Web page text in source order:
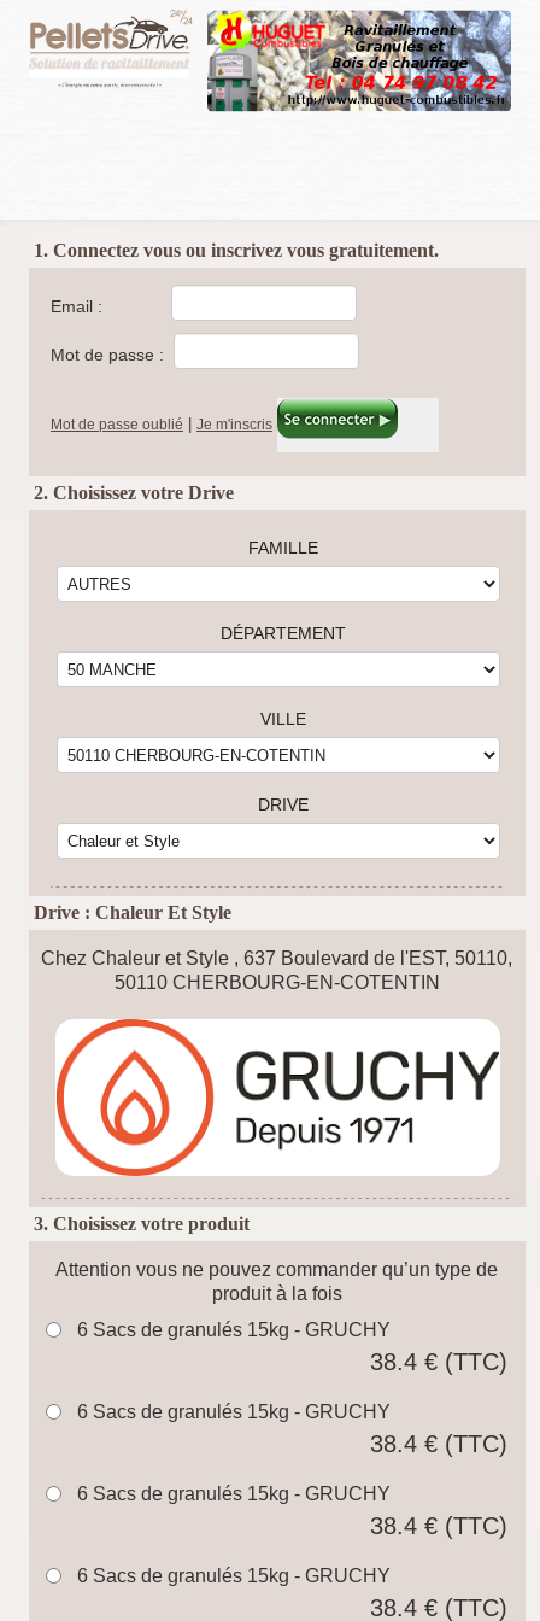
1. Connectez vous ou inscrivez vous gratuitement.
Email :
Mot de passe :
Mot de passe oublié Je m'inscris
2. Choisissez votre Drive
FAMILLE
DÉPARTEMENT
VILLE
DRIVE
Drive : Chaleur Et Style
Chez Chaleur et Style , 637 Boulevard de l'EST, 50110,
50110 CHERBOURG-EN-COTENTIN
3. Choisissez votre produit
Attention vous ne pouvez commander qu’un type de
produit à la fois
6 Sacs de granulés 15kg - GRUCHY
38.4 € (TTC)
6 Sacs de granulés 15kg - GRUCHY
38.4 € (TTC)
6 Sacs de granulés 15kg - GRUCHY
38.4 € (TTC)
6 Sacs de granulés 15kg - GRUCHY
38.4 € (TTC)